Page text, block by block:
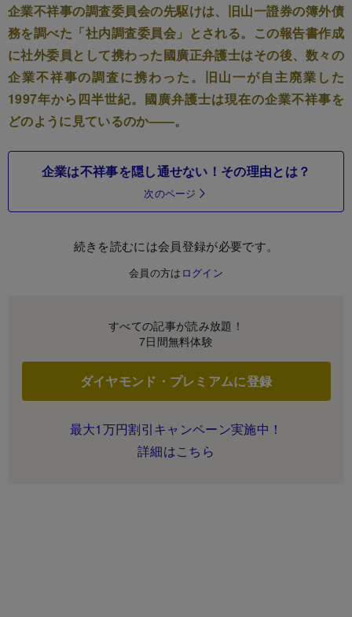
企業不祥事の調査委員会の先駆けは、旧山一證券の簿外債
務を調べた「社内調査委員会」とされる。この報告書作成
に社外委員として携わった國廣正弁護士はその後、数々の
企業不祥事の調査に携わった。旧山一が自主廃業した
1997年から四半世紀。國廣弁護士は現在の企業不祥事を
どのように見ているのか――。
企業は不祥事を隠し通せない！その理由とは？
次のページ
続きを読むには会員登録が必要です。
会員の方は ログイン
すべての記事が読み放題！
7日間無料体験
ダイヤモンド・プレミアムに登録
最大1万円割引キャンペーン実施中！
詳細はこちら